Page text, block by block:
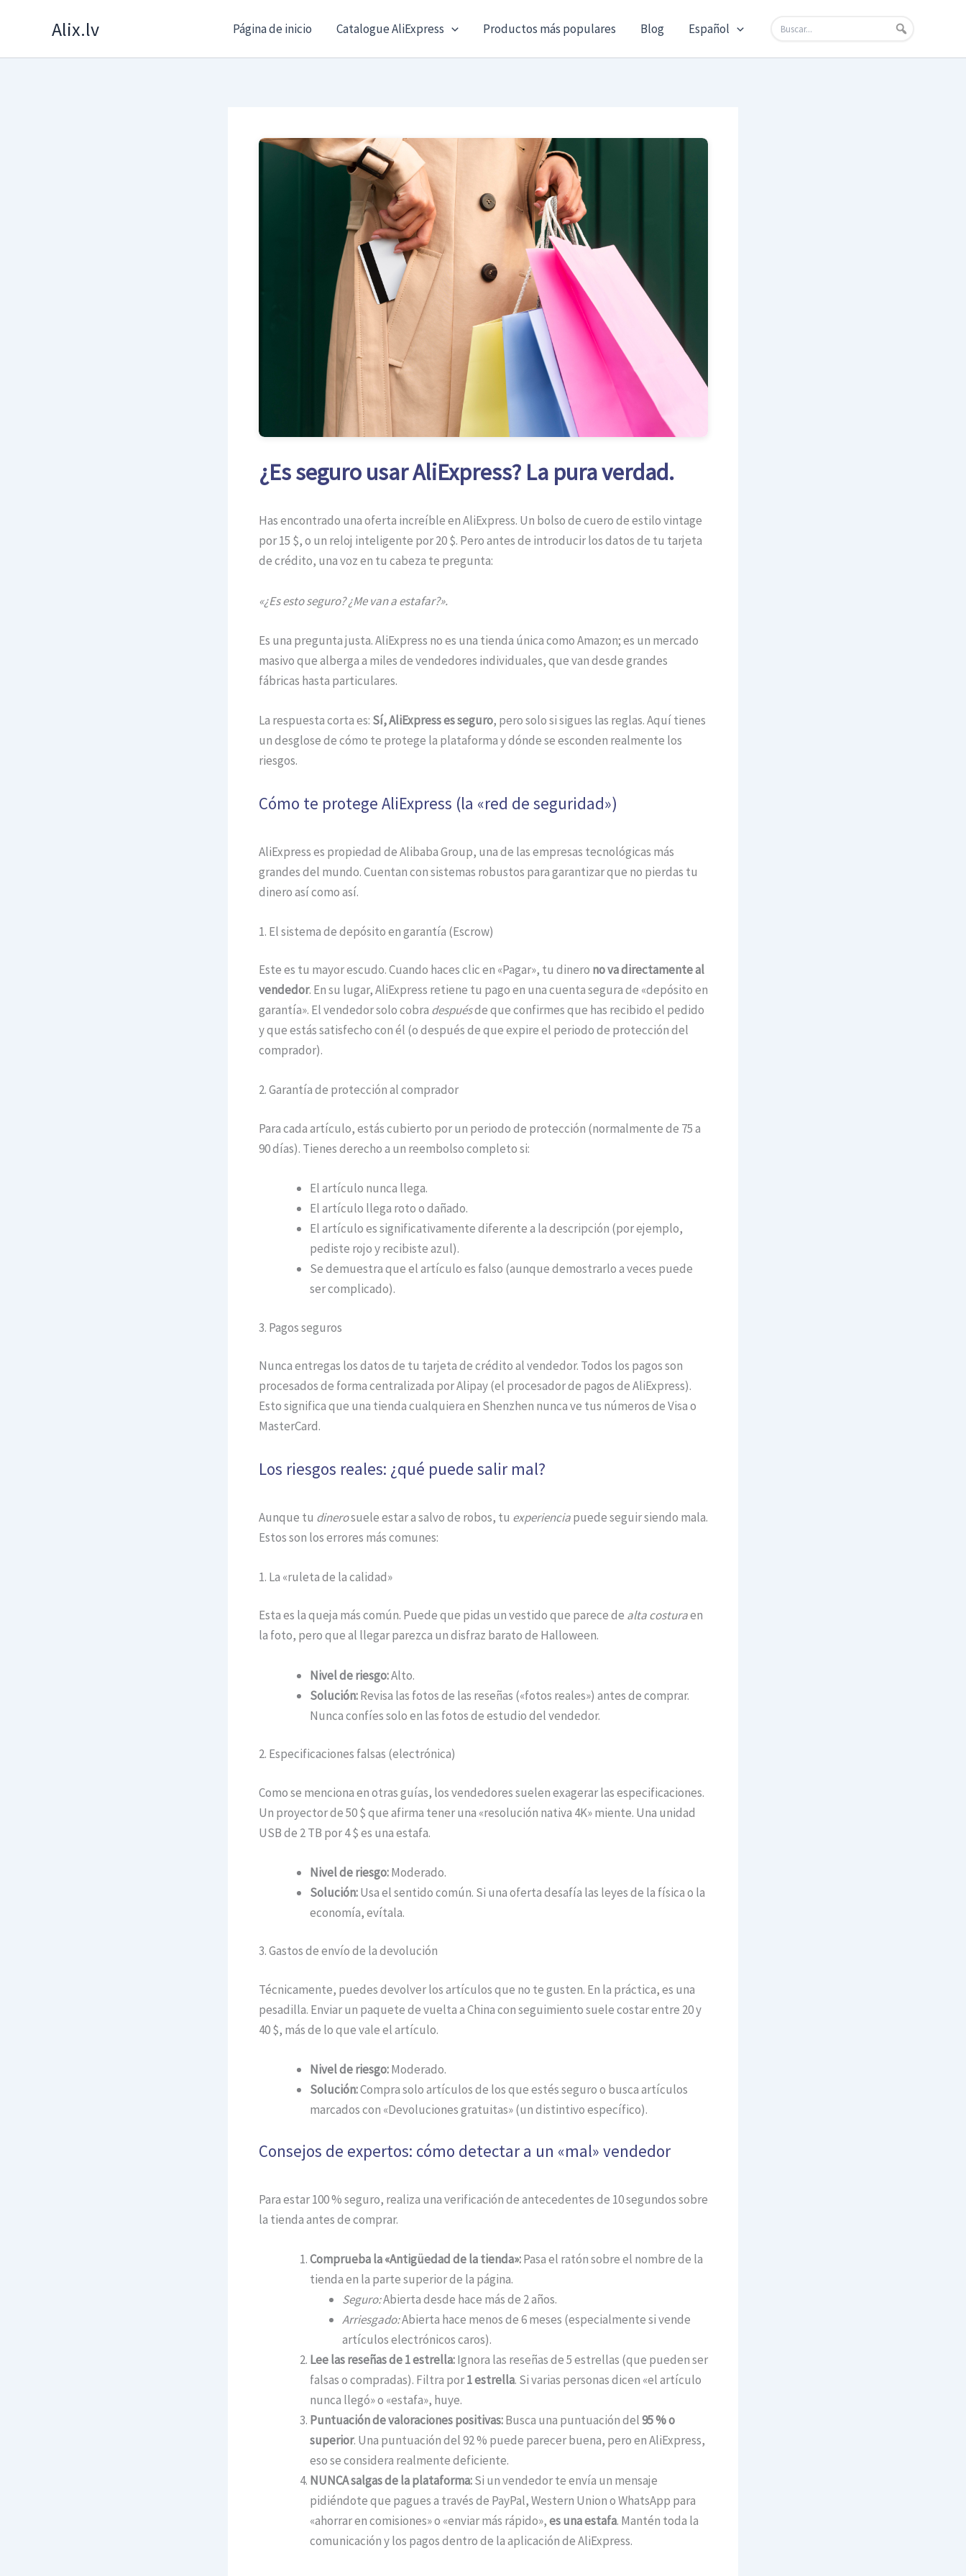
Alix.lv Página de inicio Catalogue AliExpress Productos más populares Blog Español
¿Es seguro usar AliExpress? La pura verdad.
Has encontrado una oferta increíble en AliExpress. Un bolso de cuero de estilo vintage
por 15 $, o un reloj inteligente por 20 $. Pero antes de introducir los datos de tu tarjeta
de crédito, una voz en tu cabeza te pregunta:
«¿Es esto seguro? ¿Me van a estafar?».
Es una pregunta justa. AliExpress no es una tienda única como Amazon; es un mercado
masivo que alberga a miles de vendedores individuales, que van desde grandes
fábricas hasta particulares.
La respuesta corta es: Sí, AliExpress es seguro, pero solo si sigues las reglas. Aquí tienes
un desglose de cómo te protege la plataforma y dónde se esconden realmente los
riesgos.
Cómo te protege AliExpress (la «red de seguridad»)
AliExpress es propiedad de Alibaba Group, una de las empresas tecnológicas más
grandes del mundo. Cuentan con sistemas robustos para garantizar que no pierdas tu
dinero así como así.
1. El sistema de depósito en garantía (Escrow)
Este es tu mayor escudo. Cuando haces clic en «Pagar», tu dinero no va directamente al
vendedor. En su lugar, AliExpress retiene tu pago en una cuenta segura de «depósito en
garantía». El vendedor solo cobra despuésde que confirmes que has recibido el pedido
y que estás satisfecho con él (o después de que expire el periodo de protección del
comprador).
2. Garantía de protección al comprador
Para cada artículo, estás cubierto por un periodo de protección (normalmente de 75 a
90 días). Tienes derecho a un reembolso completo si:
El artículo nunca llega.
El artículo llega roto o dañado.
El artículo es significativamente diferente a la descripción (por ejemplo,
pediste rojo y recibiste azul).
Se demuestra que el artículo es falso (aunque demostrarlo a veces puede
ser complicado).
3. Pagos seguros
Nunca entregas los datos de tu tarjeta de crédito al vendedor. Todos los pagos son
procesados de forma centralizada por Alipay (el procesador de pagos de AliExpress).
Esto significa que una tienda cualquiera en Shenzhen nunca ve tus números de Visa o
MasterCard.
Los riesgos reales: ¿qué puede salir mal?
Aunque tu dinerosuele estar a salvo de robos, tu experienciapuede seguir siendo mala.
Estos son los errores más comunes:
1. La «ruleta de la calidad»
Esta es la queja más común. Puede que pidas un vestido que parece de alta costuraen
la foto, pero que al llegar parezca un disfraz barato de Halloween.
Nivel de riesgo:Alto.
Solución:Revisa las fotos de las reseñas («fotos reales») antes de comprar.
Nunca confíes solo en las fotos de estudio del vendedor.
2. Especificaciones falsas (electrónica)
Como se menciona en otras guías, los vendedores suelen exagerar las especificaciones.
Un proyector de 50 $ que afirma tener una «resolución nativa 4K» miente. Una unidad
USB de 2 TB por 4 $ es una estafa.
Nivel de riesgo:Moderado.
Solución:Usa el sentido común. Si una oferta desafía las leyes de la física o la
economía, evítala.
3. Gastos de envío de la devolución
Técnicamente, puedes devolver los artículos que no te gusten. En la práctica, es una
pesadilla. Enviar un paquete de vuelta a China con seguimiento suele costar entre 20 y
40 $, más de lo que vale el artículo.
Nivel de riesgo:Moderado.
Solución:Compra solo artículos de los que estés seguro o busca artículos
marcados con «Devoluciones gratuitas» (un distintivo específico).
Consejos de expertos: cómo detectar a un «mal» vendedor
Para estar 100 % seguro, realiza una verificación de antecedentes de 10 segundos sobre
la tienda antes de comprar.
Comprueba la «Antigüedad de la tienda»:Pasa el ratón sobre el nombre de la
tienda en la parte superior de la página.
Seguro:Abierta desde hace más de 2 años.
Arriesgado:Abierta hace menos de 6 meses (especialmente si vende
artículos electrónicos caros).
Lee las reseñas de 1 estrella:Ignora las reseñas de 5 estrellas (que pueden ser
falsas o compradas). Filtra por1 estrella. Si varias personas dicen «el artículo
nunca llegó» o «estafa», huye.
Puntuación de valoraciones positivas:Busca una puntuación del95 % o
superior. Una puntuación del 92 % puede parecer buena, pero en AliExpress,
eso se considera realmente deficiente.
NUNCA salgas de la plataforma:Si un vendedor te envía un mensaje
pidiéndote que pagues a través de PayPal, Western Union o WhatsApp para
«ahorrar en comisiones» o «enviar más rápido»,es una estafa. Mantén toda la
comunicación y los pagos dentro de la aplicación de AliExpress.